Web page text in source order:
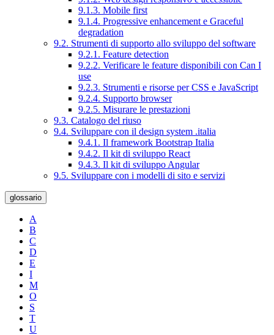
9.1.3. Mobile first
9.1.4. Progressive enhancement e Graceful
degradation
9.2. Strumenti di supporto allo sviluppo del software
9.2.1. Feature detection
9.2.2. Verificare le feature disponibili con Can I
use
9.2.3. Strumenti e risorse per CSS e JavaScript
9.2.4. Supporto browser
9.2.5. Misurare le prestazioni
9.3. Catalogo del riuso
9.4. Sviluppare con il design system .italia
9.4.1. Il framework Bootstrap Italia
9.4.2. Il kit di sviluppo React
9.4.3. Il kit di sviluppo Angular
9.5. Sviluppare con i modelli di sito e servizi
glossario
A
B
C
D
E
I
M
O
S
T
U